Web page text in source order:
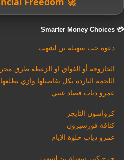
💳 Smarter Money Choices
دعوة حب سهيلة بن لشهب
الحازوقه أو الفواق او الزغطه طرق
اللحمة الباردة بكل تفاصيلها وازي
عمرو دياب قصاد عيني
كرواسون التايجر
كنافة فورسيزون
عمرو دياب حلوة الايام
جرح كبير سهيلة بن لشهب